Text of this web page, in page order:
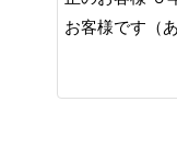
お客様です（